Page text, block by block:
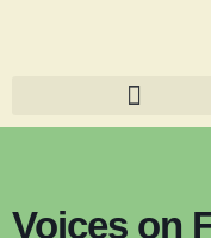
Voices on